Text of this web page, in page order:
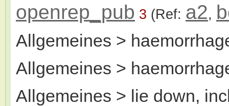
openrep_pub 3 (Ref: a2,
Allgemeines >
Allgemeines >
Allgemeines > lie down,